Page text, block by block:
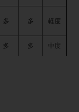
多 多 軽度
多 多 中度